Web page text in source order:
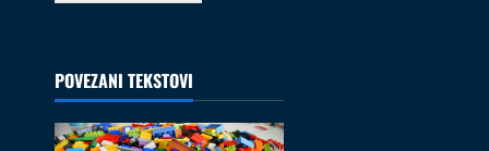
POVEZANI TEKSTOVI